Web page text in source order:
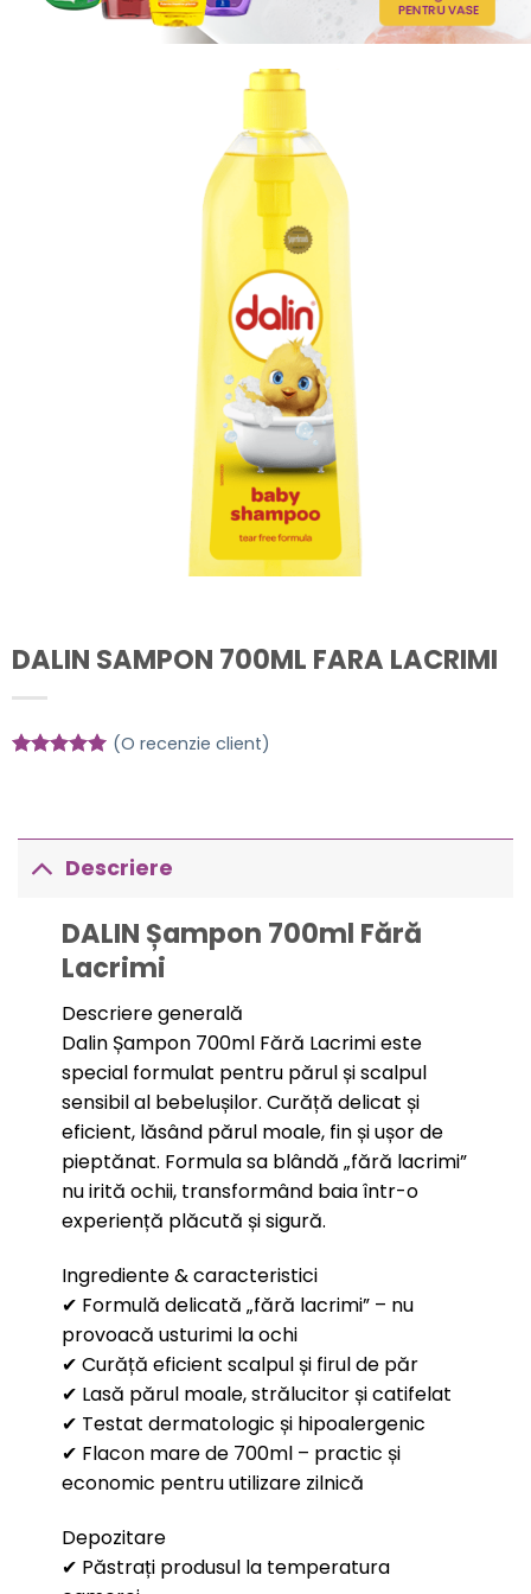
DALIN SAMPON 700ML FARA LACRIMI
(O recenzie client)
Descriere
DALIN Șampon 700ml Fără
Lacrimi
Descriere generală
Dalin Șampon 700ml Fără Lacrimi este
special formulat pentru părul și scalpul
sensibil al bebelușilor. Curăță delicat și
eficient, lăsând părul moale, fin și ușor de
pieptănat. Formula sa blândă „fără lacrimi”
nu irită ochii, transformând baia într-o
experiență plăcută și sigură.
Ingrediente & caracteristici
✔ Formulă delicată „fără lacrimi” – nu
provoacă usturimi la ochi
✔ Curăță eficient scalpul și firul de păr
✔ Lasă părul moale, strălucitor și catifelat
✔ Testat dermatologic și hipoalergenic
✔ Flacon mare de 700ml – practic și
economic pentru utilizare zilnică
Depozitare
✔ Păstrați produsul la temperatura